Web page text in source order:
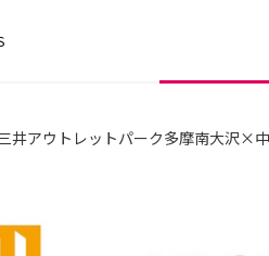
井アウトレットパーク多摩南大沢×